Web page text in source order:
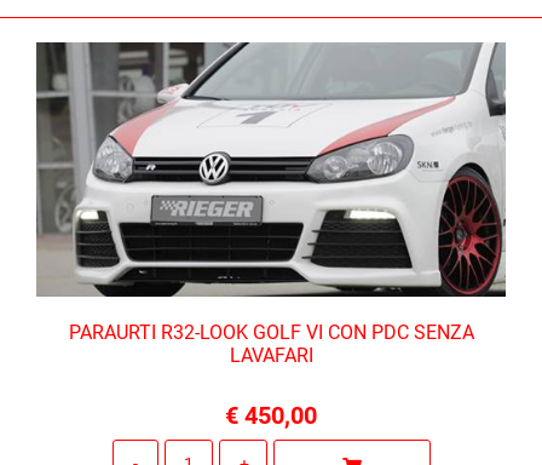
PARAURTI R32-LOOK GOLF VI CON PDC SENZA
LAVAFARI
€ 450,00